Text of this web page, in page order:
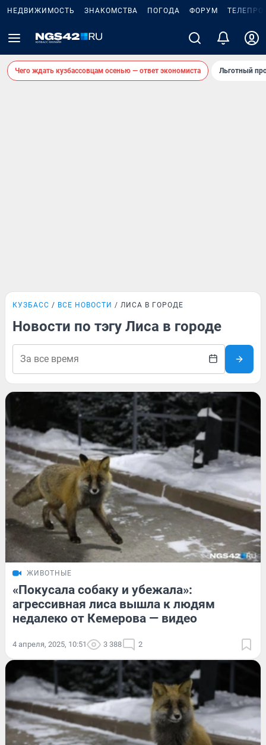
НЕДВИЖИМОСТЬ ЗНАКОМСТВА ПОГОДА ФОРУМ
Чего ждать кузбассовцам осенью — ответ экономиста Льготный
КУЗБАСС ВСЕ НОВОСТИ ЛИСА В ГОРОДЕ
Новости по тэгу Лиса в городе
ЖИВОТНЫЕ
«Покусала собаку и убежала»:
агрессивная лиса вышла к людям
недалеко от Кемерова — видео
4 апреля, 2025, 10:51 3 388 2